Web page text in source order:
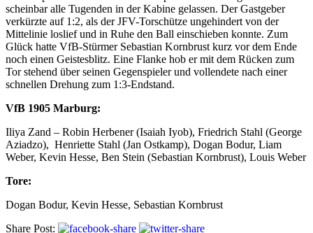
scheinbar alle Tugenden in der Kabine gelassen. Der Gastgeber
verkürzte auf 1:2, als der JFV-Torschütze ungehindert von der
Mittelinie loslief und in Ruhe den Ball einschieben konnte. Zum
Glück hatte VfB-Stürmer Sebastian Kornbrust kurz vor dem Ende
noch einen Geistesblitz. Eine Flanke hob er mit dem Rücken zum
Tor stehend über seinen Gegenspieler und vollendete nach einer
schnellen Drehung zum 1:3-Endstand.
VfB 1905 Marburg:
Iliya Zand – Robin Herbener (Isaiah Iyob), Friedrich Stahl (George
Aziadzo), Henriette Stahl (Jan Ostkamp), Dogan Bodur, Liam
Weber, Kevin Hesse, Ben Stein (Sebastian Kornbrust), Louis Weber
Tore:
Dogan Bodur, Kevin Hesse, Sebastian Kornbrust
Share Post: